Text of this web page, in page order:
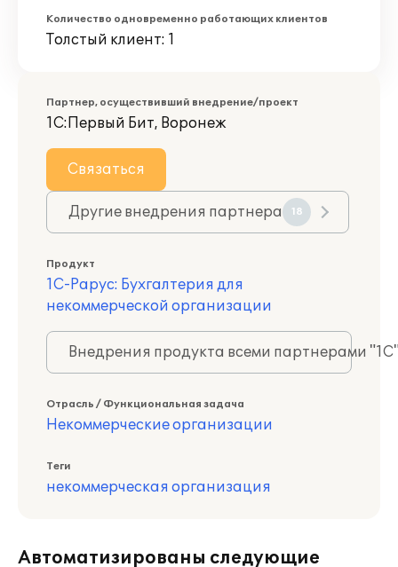
Количество одновременно работающих клиентов
Толстый клиент: 1
Партнер, осуществивший внедрение/проект
1С:Первый Бит, Воронеж
Связаться
Другие внедрения партнера 18
Продукт
1С-Рарус: Бухгалтерия для
некоммерческой организации
Внедрения продукта всеми партнерами
Отрасль / Функциональная задача
Некоммерческие организации
Теги
некоммерческая организация
Автоматизированы следующие